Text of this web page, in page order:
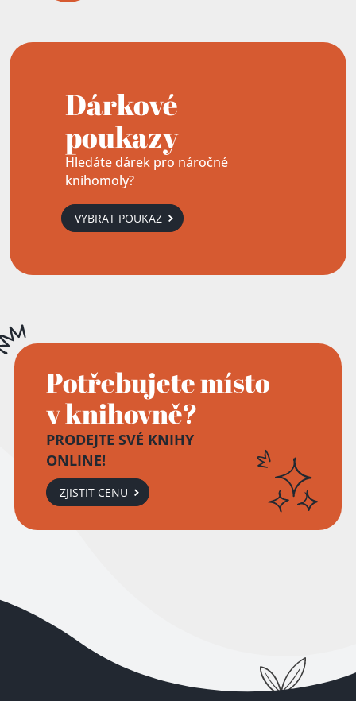
Dárkové
poukazy
Hledáte dárek pro náročné
knihomoly?
VYBRAT POUKAZ
Potřebujete místo
v knihovně?
PRODEJTE SVÉ KNIHY
ONLINE!
ZJISTIT CENU